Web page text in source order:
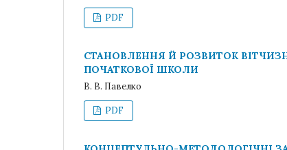
PDF
СТАНОВЛЕННЯ Й РОЗВИТОК
ПОЧАТКОВОЇ ШКОЛИ
В. В. Павелко
PDF